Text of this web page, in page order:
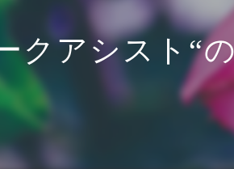
クアシスト“